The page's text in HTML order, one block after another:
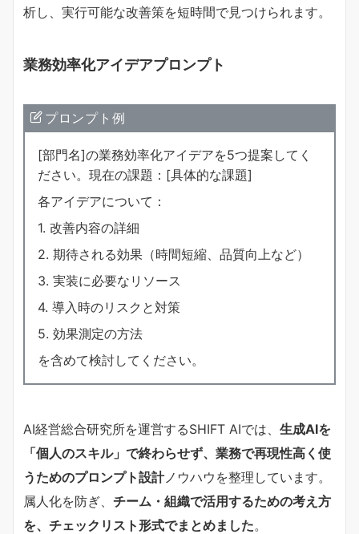
析し、実行可能な改善策を短時間で見つけられます。
業務効率化アイデアプロンプト
プロンプト例
[部門名]の業務効率化アイデアを5つ提案してく
ださい。現在の課題：[具体的な課題]
各アイデアについて：
1. 改善内容の詳細
2. 期待される効果（時間短縮、品質向上など）
3. 実装に必要なリソース
4. 導入時のリスクと対策
5. 効果測定の方法
を含めて検討してください。
AI経営総合研究所を運営するSHIFT AIでは、 生成AIを
「個人のスキル」で終わらせず、業務で再現性高く使
うためのプロンプト設計ノウハウを整理しています。
属人化を防ぎ、 チーム・組織で活用するための考え方
を、チェックリスト形式でまとめました。